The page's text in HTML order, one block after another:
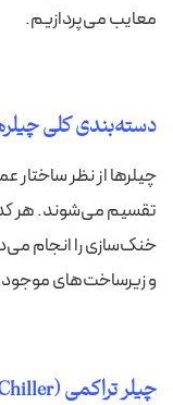
معایب می‌پردازیم.
دسته‌بندی کلی
چیلرها از نظر
تقسیم می‌شوند. هر
خنک‌سازی را انجام
و زیرساخت‌های
چیلر تراکمی (Compression Chiller)